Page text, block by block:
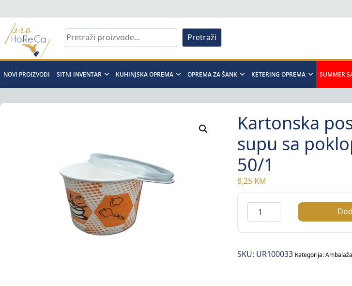
to
content
Pro
Horeca
d.o.o
Pretraži
NOVI PROIZVODI SITNI INVENTAR KUHINJSKA OPREMA OPREMA ZA ŠANK KETERING OPREMA SUMMER
Kartonska
supu sa
50/1
8,25 KM
Kartonska
posuda
za
sa
SKU: UR100033 Kategorija: